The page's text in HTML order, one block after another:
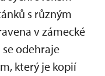
s různým
v zámecké
odehraje
který je kopií